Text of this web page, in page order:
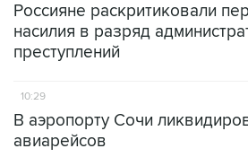
Россияне раскритиковали
насилия в разряд
преступлений
10:29
В аэропорту Сочи
авиарейсов